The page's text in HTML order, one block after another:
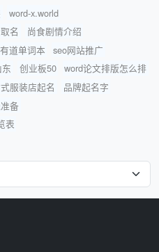
word-x.world
名
尚食剧情介绍
有道单词本
seo网站推广
创业板50
word论文排版怎么排
服装店起名
品牌起名字
备
表